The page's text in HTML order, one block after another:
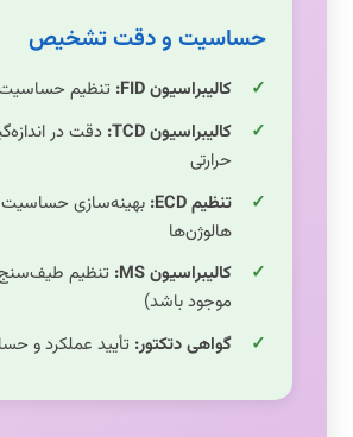
حساسیت و دقت تشخیص
کالیبراسیون FID:
تنظیم
کالیبراسیون TCD:
دقت در
حرارتی
تنظیم ECD:
بهینه‌سازی حساسیت
هالوژن‌ها
کالیبراسیون MS:
تنظیم
موجود باشد)
گواهی دتکتور: تأیید عملکرد و